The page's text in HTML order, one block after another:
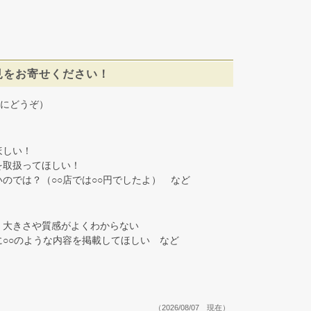
お寄せください！
どうぞ）
い！
扱ってほしい！
では？（○○店では○○円でしたよ） など
きさや質感がよくわからない
のような内容を掲載してほしい など
（2026/08/07 現在）